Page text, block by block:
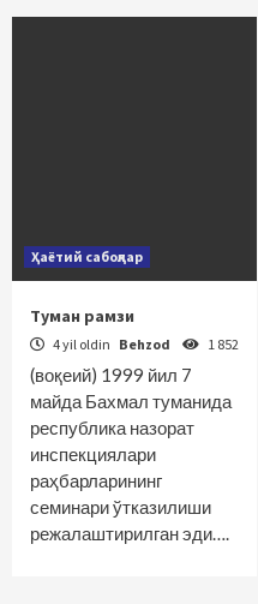
Ҳаётий сабоқлар
Туман рамзи
4 yil oldin Behzod 1 852
(воқеий) 1999 йил 7
майда Бахмал туманида
республика назорат
инспекциялари
раҳбарларининг
семинари ўтказилиши
режалаштирилган эди….